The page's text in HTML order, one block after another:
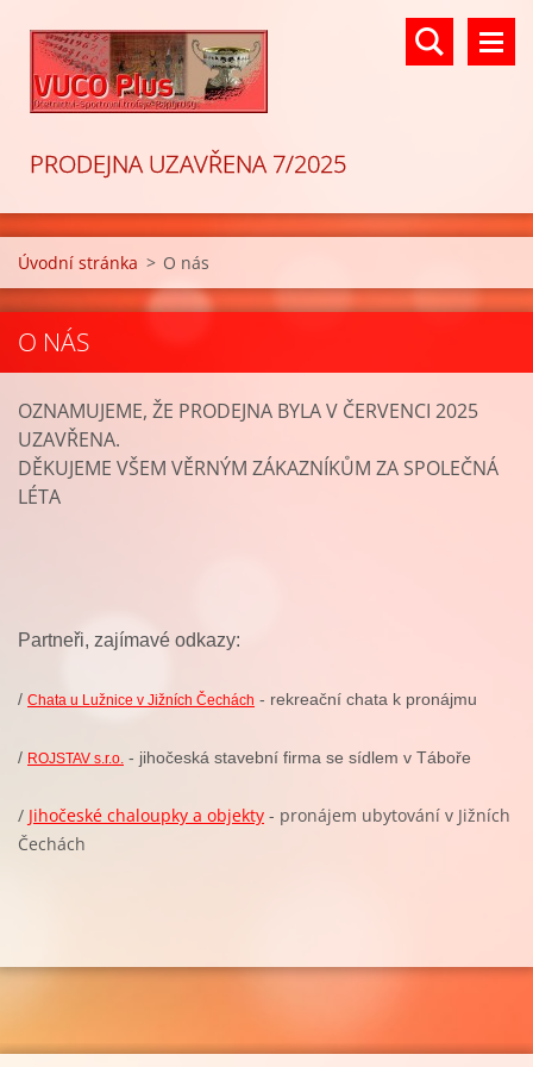
PRODEJNA UZAVŘENA 7/2025
Úvodní stránka > O nás
O NÁS
OZNAMUJEME, ŽE PRODEJNA BYLA V ČERVENCI 2025
UZAVŘENA.
DĚKUJEME VŠEM VĚRNÝM ZÁKAZNÍKŮM ZA SPOLEČNÁ
LÉTA
Partneři, zajímavé odkazy:
/ Chata u Lužnice v Jižních Čechách - rekreační chata k pronájmu
/ ROJSTAV s.r.o. - jihočeská stavební firma se sídlem v Táboře
/ Jihočeské chaloupky a objekty - pronájem ubytování v Jižních
Čechách